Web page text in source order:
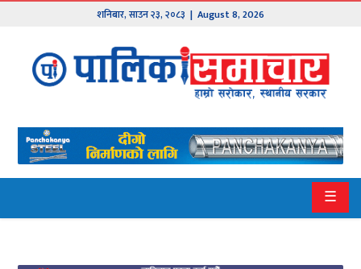
शनिबार,साउन२३,२०८३ | August 8, 2026
मुख्य
समाचार
हाम्रो
पालिका
१
☰